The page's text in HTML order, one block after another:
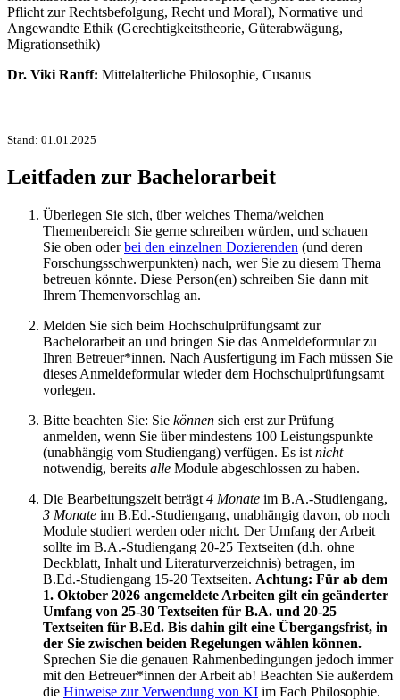
Pflicht zur Rechtsbefolgung, Recht und Moral), Normative und
Angewandte Ethik (Gerechtigkeitstheorie, Güterabwägung,
Migrationsethik)
Dr. Viki Ranff: Mittelalterliche Philosophie, Cusanus
Stand: 01.01.2025
Leitfaden zur Bachelorarbeit
Überlegen Sie sich, über welches Thema/welchen
Themenbereich Sie gerne schreiben würden, und schauen
Sie oben oderbei den einzelnen Dozierenden (und deren
Forschungsschwerpunkten) nach, wer Sie zu diesem Thema
betreuen könnte. Diese Person(en) schreiben Sie dann mit
Ihrem Themenvorschlag an.
Melden Sie sich beim Hochschulprüfungsamt zur
Bachelorarbeit an und bringen Sie das Anmeldeformular zu
Ihren Betreuer*innen. Nach Ausfertigung im Fach müssen Sie
dieses Anmeldeformular wieder dem Hochschulprüfungsamt
vorlegen.
Bitte beachten Sie: Sie können sich erst zur Prüfung
anmelden, wenn Sie über mindestens 100 Leistungspunkte
(unabhängig vom Studiengang) verfügen. Es ist nicht
notwendig, bereits alle Module abgeschlossen zu haben.
Die Bearbeitungszeit beträgt 4 Monate im B.A.-Studiengang,
3 Monate im B.Ed.-Studiengang, unabhängig davon, ob noch
Module studiert werden oder nicht. Der Umfang der Arbeit
sollte im B.A.-Studiengang 20-25 Textseiten (d.h. ohne
Deckblatt, Inhalt und Literaturverzeichnis) betragen, im
B.Ed.-Studiengang 15-20 Textseiten. Achtung: Für ab dem
1. Oktober 2026 angemeldete Arbeiten gilt ein geänderter
Umfang von 25-30 Textseiten für B.A. und 20-25
Textseiten für B.Ed. Bis dahin gilt eine Übergangsfrist, in
der Sie zwischen beiden Regelungen wählen können.
Sprechen Sie die genauen Rahmenbedingungen jedoch immer
mit den Betreuer*innen der Arbeit ab! Beachten Sie außerdem
die Hinweise zur Verwendung von KI im Fach Philosophie.